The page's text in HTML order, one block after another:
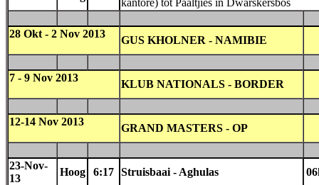
28 Okt - 2 Nov 2013
GUS KHOLNER - NAMIBIE
7 - 9 Nov 2013
KLUB NATIONALS - BORDER
12-14 Nov 2013
GRAND MASTERS - OP
23-Nov-
13
Hoog 6:17 Struisbaai - Aghulas